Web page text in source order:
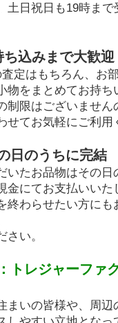
土日祝日も19時まで
込みまで大歓迎
定はもちろん、お
物をまとめてお持ち
制限はございません
せてお気軽にご利用
日のうちに完結
いたお品物はその日
金にてお支払いいた
終わらせたい方にも
さい。
トレジャーファ
まいの皆様や、周辺